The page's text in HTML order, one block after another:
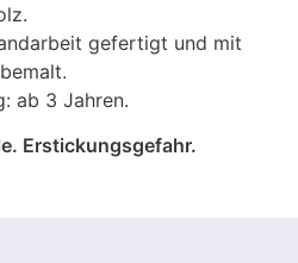
gefertigt und mit
ab 3 Jahren.
Erstickungsgefahr.